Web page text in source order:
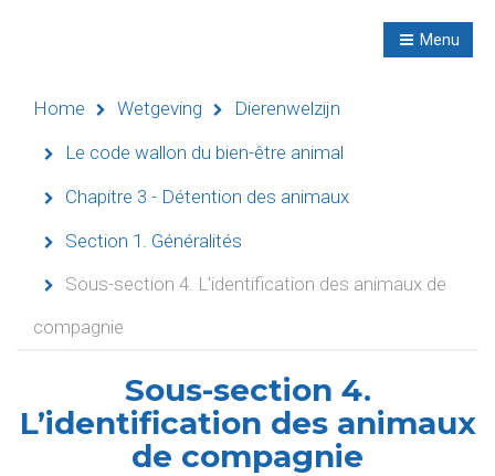
Menu
Navigation
Home
Evenementen
Home Wetgeving
Dierenwelzijn
Le code wallon du bien-être animal
Chapitre 3 - Détention des animaux
Section 1. Généralités
Sous-section 4. L'identification des animaux de
compagnie
Sous-section 4.
L’identification des animaux
de compagnie